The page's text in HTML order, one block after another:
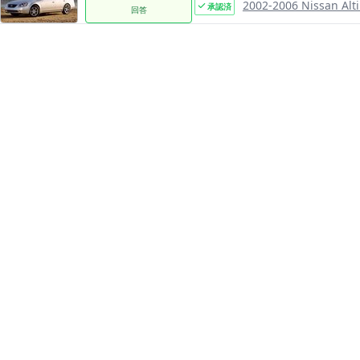
回答 承認済 2002-2006 Nissan